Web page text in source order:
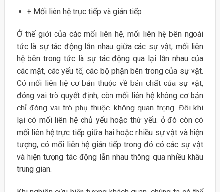
+ Mối liên hệ trực tiếp và gián tiếp
Ở thế giới của các mối liên hệ, mối liên hệ bên ngoài
tức là sự tác động lẫn nhau giữa các sự vật, mối liên
hệ bên trong tức là sự tác động qua lại lẫn nhau của
các mặt, các yếu tố, các bộ phận bên trong của sự vật.
Có mối liên hệ cơ bản thuộc về bản chất của sự vật,
đóng vai trò quyết định, còn mối liên hệ không cơ bản
chỉ đóng vai trò phụ thuộc, không quan trọng. Đôi khi
lại có mối liên hệ chủ yếu hoặc thứ yếu. ở đó còn có
mối liên hệ trực tiếp giữa hai hoặc nhiều sự vật và hiện
tượng, có mối liên hệ gián tiếp trong đó có các sự vật
và hiện tượng tác động lẫn nhau thông qua nhiều khâu
trung gian.